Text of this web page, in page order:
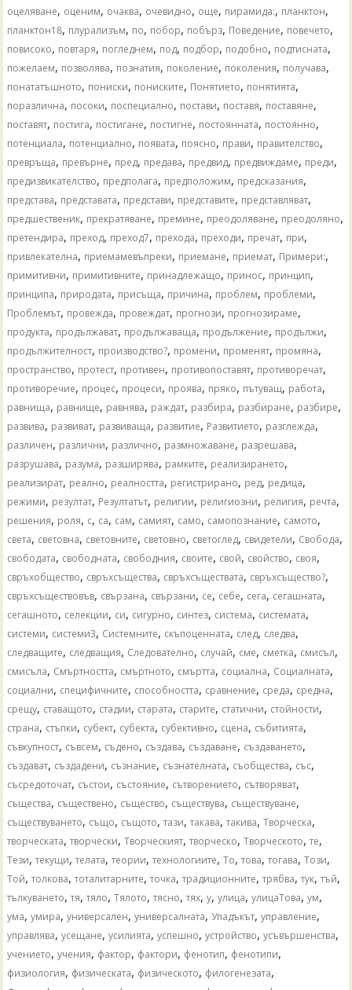
оцеляване, оценим, очаква, очевидно, още, пирамида:, планктон,
планктон18, плурализъм, по, побор, побърз, Поведение, повечето,
повисоко, повтаря, погледнем, под, подбор, подобно, подтисната,
пожелаем, позволява, познатия, поколение, поколения, получава,
понататъшното, пониски, пониските, Понятието, понятията,
поразлична, посоки, поспециално, постави, поставя, поставяне,
поставят, постига, постигане, постигне, постоянната, постоянно,
потенциала, потенциално, появата, поясно, прави, правителство,
превръща, превърне, пред, предава, предвид, предвиждаме, преди,
предизвикателство, предполага, предположим, предсказания,
представа, представата, представи, представите, представляват,
предшественик, прекратяване, премине, преодоляване, преодоляно,
претендира, преход, преход7, прехода, преходи, пречат, при,
привлекателна, приемамевъпреки, приемане, приемат, Примери:,
примитивни, примитивните, принадлежащо, принос, принцип,
принципа, природата, присъща, причина, проблем, проблеми,
Проблемът, провежда, провеждат, прогнози, прогнозираме,
продукта, продължават, продължаваща, продължение, продължи,
продължителност, производство?, промени, променят, промяна,
пространство, протест, противен, противопоставят, противоречат,
противоречие, процес, процеси, проява, пряко, пътуващ, работа,
равнища, равнище, равнява, раждат, разбира, разбиране, разбире,
развива, развиват, развиваща, развитие, Развитието, разглежда,
различен, различни, различно, размножаване, разрешава,
разрушава, разума, разширява, рамките, реализирането,
реализират, реално, реалността, регистрирано, ред, редица,
режими, резултат, Резултатът, религии, религиозни, религия, речта,
решения, роля, с, са, сам, самият, само, самопознание, самото,
света, световна, световните, световно, светоглед, свидетели, Свобода,
свободата, свободната, свободния, своите, свой, свойство, своя,
свръхобщество, свръхсъщества, свръхсъществата, свръхсъщество?,
свръхсъществовъв, свързана, свързани, се, себе, сега, сегашната,
сегашното, селекции, си, сигурно, синтез, система, системата,
системи, системи3, Системните, скъпоценната, след, следва,
следващите, следващия, Следователно, случай, сме, сметка, смисъл,
смисъла, Смъртността, смъртното, смъртта, социална, Социалната,
социални, специфичните, способността, сравнение, среда, средна,
срещу, ставащото, стадии, старата, старите, статични, стойности,
страна, стъпки, субект, субекта, субективно, сцена, събитията,
съвкупност, съвсем, съдено, създава, създаване, създаването,
създават, създадени, съзнание, съзнателната, съобщества, със,
съсредоточат, състои, състояние, сътворението, сътворяват,
същества, съществено, същество, съществува, съществуване,
съществуването, също, същото,тази,такава,такива,Творческа,
творческата,творчески,Творческият,творческо,Творческото,те,
Тези,текущи,телата,теории,технологиите,То,това,тогава,Този,
Той,толкова,тоталитарните,точка,традиционните,трябва,тук,тъй,
тълкуването,тя,тяло,Тялото,тясно,тях,у,улица,улицаТова,ум,
ума,умира,универсален,универсалната,Упадъкът,управление,
управлява,усещане,усилията,успешно,устройство,усъвършенства,
учението,учения, фактор, фактори, фенотип, фенотипи,
физиология, физическата, физическото, филогенезата,